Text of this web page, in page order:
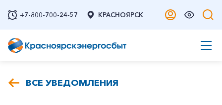
+7-800-700-24-57 КРАСНОЯРСК
ВСЕ УВЕДОМЛЕНИЯ